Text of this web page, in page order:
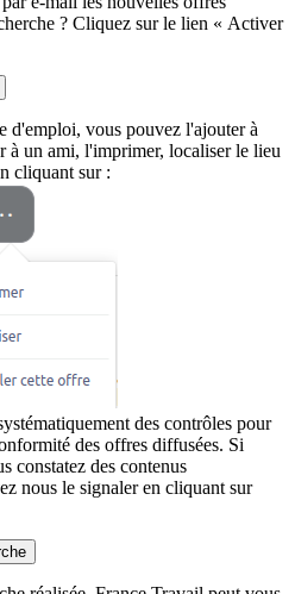
? Cliquez sur le lien « Activer
d'emploi, vous pouvez l'ajouter à
à un ami, l'imprimer, localiser le lieu
cliquant sur :
des contrôles pour
des offres diffusées. Si
constatez des contenus
nous le signaler en cliquant sur